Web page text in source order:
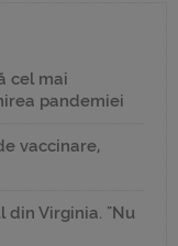
cel mai
pandemiei
vaccinare,
din Virginia. "Nu